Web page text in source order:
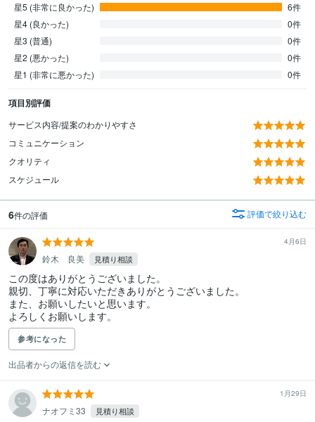
星5 (非常に良かった)
6件
星4 (良かった)
0件
星3 (普通)
0件
星2 (悪かった)
0件
星1 (非常に悪かった)
0件
項目別評価
サービス内容/提案のわかりやすさ
コミュニケーション
クオリティ
スケジュール
6件の評価 評価で絞り込む
4月6日
鈴木 良美 見積り相談
この度はありがとうございました。
親切、丁寧に対応いただきありがとうございました。
また、お願いしたいと思います。
よろしくお願いします。
参考になった
出品者からの返信を読む
1月29日
ナオフミ33 見積り相談